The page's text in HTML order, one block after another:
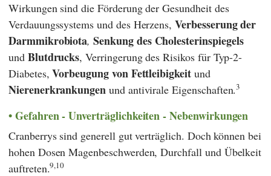
Wirkungen sind die Förderung der Gesundheit des
Verdauungssystems und des Herzens,Verbesserung der
Darmmikrobiota, Senkung des Cholesterinspiegels
und Blutdrucks, Verringerung des Risikos für Typ-2-
Diabetes,Vorbeugung von Fettleibigkeitund
Nierenerkrankungen und antivirale Eigenschaften.3
Gefahren - Unverträglichkeiten - Nebenwirkungen
Cranberrys sind generell gut verträglich. Doch können bei
hohen Dosen Magenbeschwerden, Durchfall und Übelkeit
auftreten.9,10